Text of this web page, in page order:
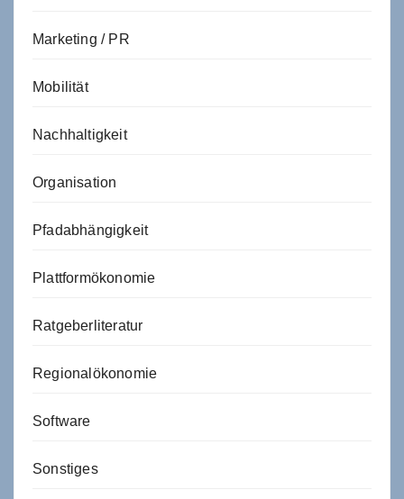
Marketing / PR
Mobilität
Nachhaltigkeit
Organisation
Pfadabhängigkeit
Plattformökonomie
Ratgeberliteratur
Regionalökonomie
Software
Sonstiges